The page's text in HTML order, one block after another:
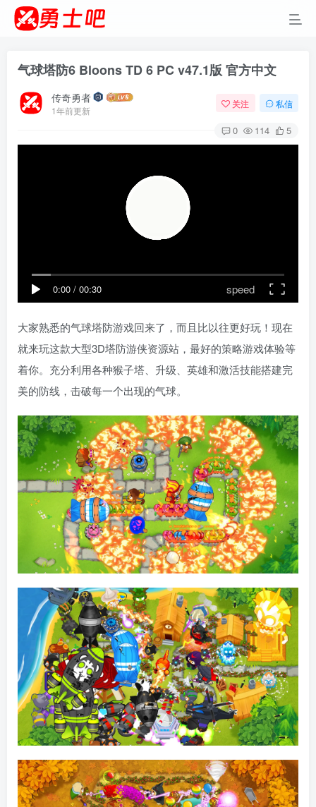
气球塔防6 Bloons TD 6 PC v47.1版 官方中文
传奇勇者
1年前更新
关注 私信
0 114 5
0:00 / 00:30 speed
大家熟悉的气球塔防游戏回来了，而且比以往更好玩！现在
就来玩这款大型3D塔防游侠资源站，最好的策略游戏体验等
着你。充分利用各种猴子塔、升级、英雄和激活技能搭建完
美的防线，击破每一个出现的气球。